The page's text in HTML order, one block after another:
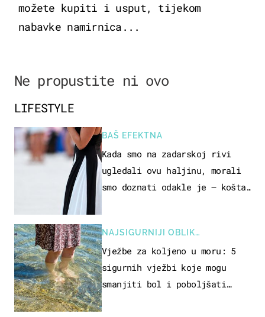
možete kupiti i usput, tijekom
nabavke namirnica...
Ne propustite ni ovo
LIFESTYLE
BAŠ EFEKTNA
Kada smo na zadarskoj rivi
ugledali ovu haljinu, morali
smo doznati odakle je – košta
NAJSIGURNIJI OBLIK
REKREACIJE
Vježbe za koljeno u moru: 5
sigurnih vježbi koje mogu
smanjiti bol i poboljšati